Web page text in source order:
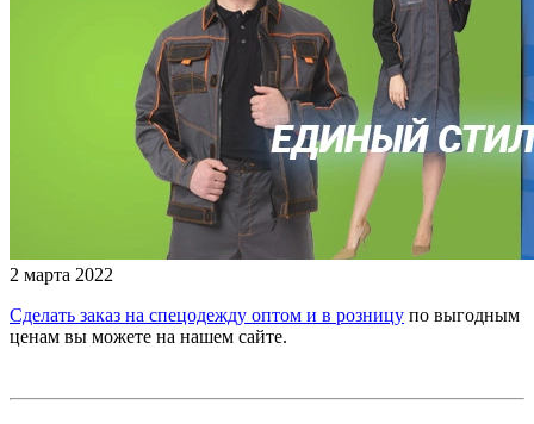
2 марта 2022
Сделать заказ на спецодежду оптом и в розницу по выгодным
ценам вы можете на нашем сайте.